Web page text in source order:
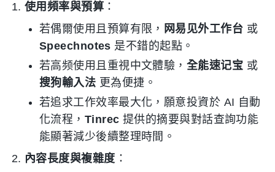
使用頻率與預算 ：
若偶爾使用且預算有限， 网易见外工作台 或
Speechnotes 是不錯的起點。
若高频使用且重視中文體驗， 全能速记宝 或
搜狗輸入法 更為便捷。
若追求工作效率最大化，願意投資於 AI 自動
化流程， Tinrec 提供的摘要與對話查詢功能
能顯著減少後續整理時間。
內容長度與複雜度 ：